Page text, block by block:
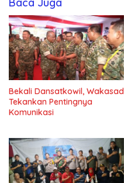
Baca Juga
Bekali Dansatkowil, Wakasad
Tekankan Pentingnya
Komunikasi